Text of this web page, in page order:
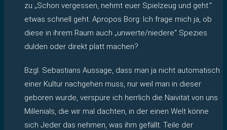
zu „Schon vergessen, nehmt euer Spielzeug und geht.“
etwas schnell geht. Apropos Borg: Ich frage mich ja, ob
diese in ihrem Raum auch „unwerte/niedere“ Spezies
dulden oder direkt platt machen?
Bzgl. Sebastians Aussage, dass man ja nicht automatisch
einer Kultur nachgehen muss, nur weil man in dieser
geboren wurde, verspüre ich herrlich die Naivität von uns
Millenials, die wir mal dachten, in der einen Welt könne
sich Jeder das nehmen, was ihm gefällt. Teile der